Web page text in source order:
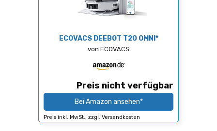
ECOVACS DEEBOT T20 OMNI*
von ECOVACS
Preis nicht verfügbar
Bei Amazon ansehen*
Preis inkl. MwSt., zzgl. Versandkosten